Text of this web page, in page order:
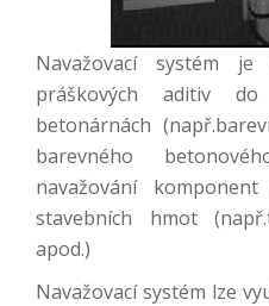
Navažovací systém
práškových aditiv
betonárnách
barevného
navažování
stavebních hmot
apod.)
Navažovací systém lze